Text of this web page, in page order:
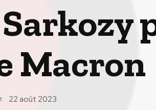
Macron
22 août 2023